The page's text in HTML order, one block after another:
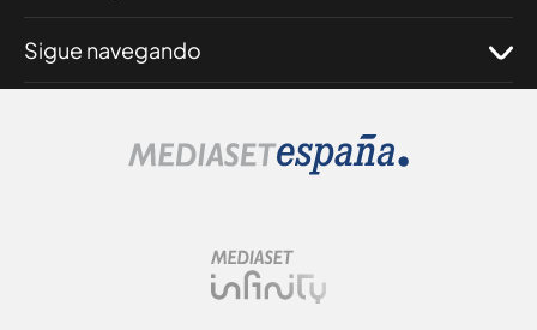
Sigue navegando